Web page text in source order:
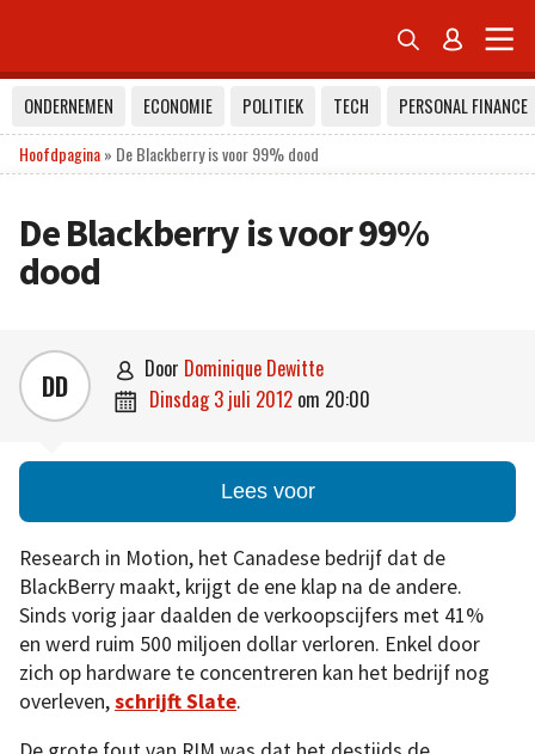
 
ONDERNEMEN ECONOMIE POLITIEK TECH
PERSONAL FINANCE
Hoofdpagina» De Blackberry is voor 99% dood
De Blackberry is voor 99%
dood
DD  door Dominique Dewitte
 dinsdag 3 juli 2012 om 20:00
Lees voor
Research in Motion, het Canadese bedrijf dat de
BlackBerry maakt, krijgt de ene klap na de andere.
Sinds vorig jaar daalden de verkoopscijfers met 41%
en werd ruim 500 miljoen dollar verloren. Enkel door
zich op hardware te concentreren kan het bedrijf nog
overleven,schrijft Slate.